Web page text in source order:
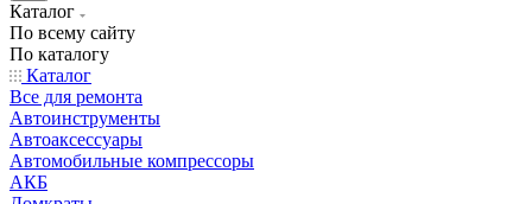
Каталог
По всему сайту
По каталогу
Каталог
Все для ремонта
Автоинструменты
Автоаксессуары
Автомобильные компрессоры
АКБ